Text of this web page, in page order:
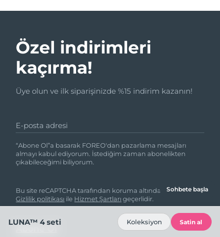
Özel indirimleri
kaçırma!
Üye olun ve ilk siparişinizde %15 indirim kazanın!
E-posta adresi
“Abone Ol”a basarak FOREO'dan pazarlama mesajları
almayı kabul ediyorum. İstediğim zaman abonelikten
çıkabileceğimi biliyorum.
Bu site reCAPTCHA tarafından koruma altındadır ve Google
Gizlilik politikası ile Hizmet Şartlarıgeçerlidir.
Sohbete başla
LUNA™ 4 seti Koleksiyon Satin al